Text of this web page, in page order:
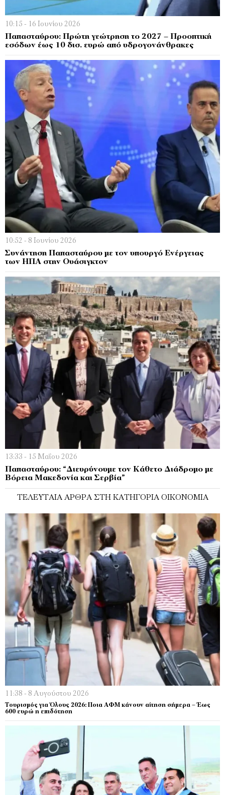
10:15 - 16 Ιουνίου 2026
Παπασταύρου: Πρώτη γεώτρηση το 2027 – Προοπτική
εσόδων έως 10 δισ. ευρώ από υδρογονάνθρακες
10:52 - 8 Ιουνίου 2026
Συνάντηση Παπασταύρου με τον υπουργό Ενέργειας
των ΗΠΑ στην Ουάσιγκτον
13:33 - 15 Μαΐου 2026
Παπασταύρου: “Διευρύνουμε τον Κάθετο Διάδρομο με
Βόρεια Μακεδονία και Σερβία”
ΤΕΛΕΥΤΑΊΑ ΆΡΘΡΑ ΣΤΗ ΚΑΤΗΓΟΡΊΑ ΟΙΚΟΝΟΜΊΑ
11:38 - 8 Αυγούστου 2026
Τουρισμός για Όλους 2026: Ποια ΑΦΜ κάνουν αίτηση σήμερα – Έως
600 ευρώ η επιδότηση